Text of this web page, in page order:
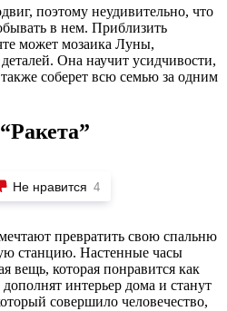
поэтому неудивительно, что
в нем. Приблизить
может мозаика Луны,
Она научит усидчивости,
соберет всю семью за одним
Не нравится 4
превратить свою спальню
станцию. Настенные часы
вещь, которая понравится как
интерьер дома и станут
совершило человечество,